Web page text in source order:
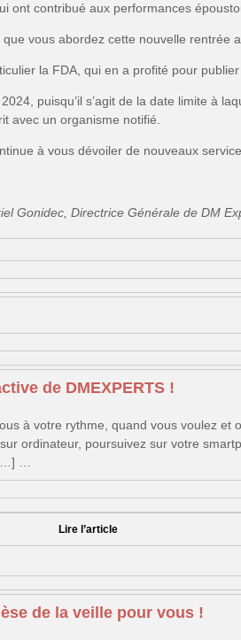
ont contribué aux performances
vous abordez cette nouvelle rentrée
la FDA, qui en a profité pour
puisqu’il s’agit de la date limite à
avec un organisme notifié.
à vous dévoiler de nouveaux
Gonidec, Directrice Générale de DM
de DMEXPERTS !
à votre rythme, quand vous voulez et
ordinateur, poursuivez sur votre
…
Lire l’article
de la veille pour vous !